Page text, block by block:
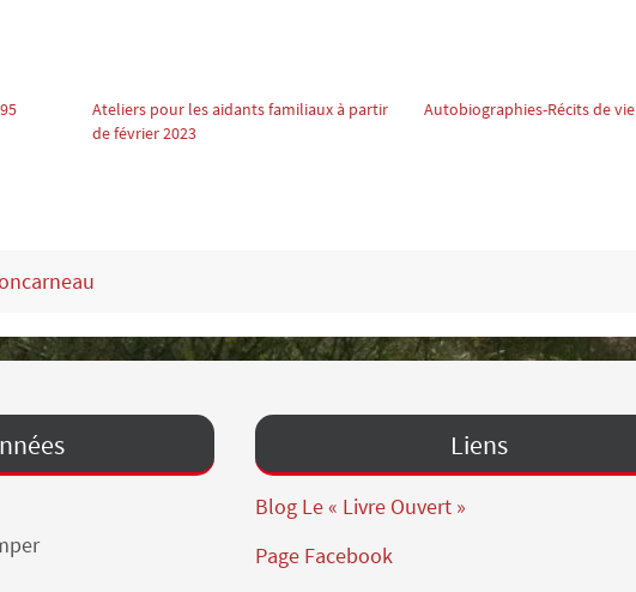
Ateliers pour les aidants familiaux à partir
de février 2023
Autobiographies-Récits de vie
Liens
Blog Le « Livre Ouvert »
Page Facebook